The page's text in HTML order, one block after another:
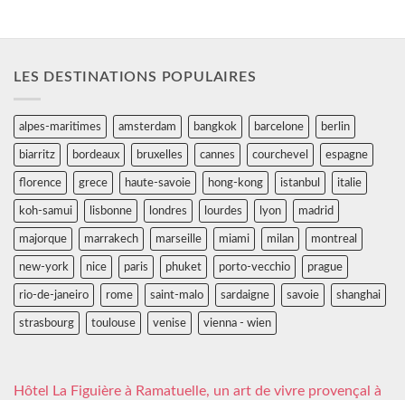
LES DESTINATIONS POPULAIRES
alpes-maritimes amsterdam bangkok barcelone berlin
biarritz bordeaux bruxelles cannes courchevel espagne
florence grece haute-savoie hong-kong istanbul italie
koh-samui lisbonne londres lourdes lyon madrid
majorque marrakech marseille miami milan montreal
new-york nice paris phuket porto-vecchio prague
rio-de-janeiro rome saint-malo sardaigne savoie shanghai
strasbourg toulouse venise vienna - wien
Hôtel La Figuière à Ramatuelle, un art de vivre provençal à